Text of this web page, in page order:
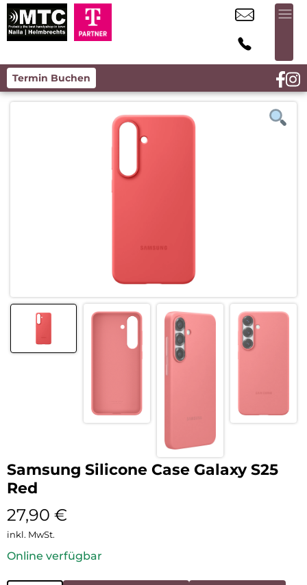
Termin Buchen
Samsung Silicone Case Galaxy S25
Red
27,90 €
inkl. MwSt.
Online verfügbar